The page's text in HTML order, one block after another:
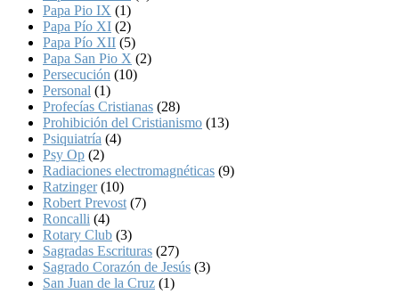
Papa Pio IX (1)
Papa Pío XI (2)
Papa Pío XII (5)
Papa San Pio X (2)
Persecución (10)
Personal (1)
Profecías Cristianas (28)
Prohibición del Cristianismo (13)
Psiquiatría (4)
Psy Op (2)
Radiaciones electromagnéticas (9)
Ratzinger(10)
Robert Prevost (7)
Roncalli (4)
Rotary Club (3)
Sagradas Escrituras (27)
Sagrado Corazón de Jesús (3)
San Juan de la Cruz (1)